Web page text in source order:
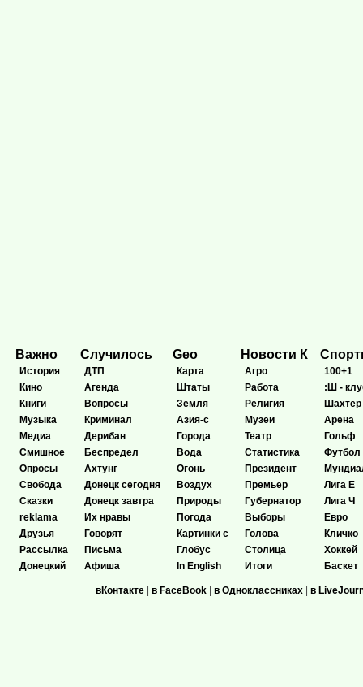
Важно
История
Кино
Книги
Музыка
Медиа
Смишное
Опросы
Свобода
Сказки
reklama
Друзья
Рассылка
Донецкий
Случилось
ДТП
Агенда
Вопросы
Криминал
Дерибан
Беспредел
Ахтунг
Донецк сегодня
Донецк завтра
Их нравы
Говорят
Письма
Афиша
Geo
Карта
Штаты
Земля
Азия-с
Города
Вода
Огонь
Воздух
Природы
Погода
Картинки с
Глобус
In English
Новости К
Агро
Работа
Религия
Музеи
Театр
Статистика
Президент
Премьер
Губернатор
Выборы
Голова
Столица
Итоги
100+1
:Ш -
Шахтёр
Арена
Гольф
Футбол
Лига Е
Лига Ч
Евро
Кличко
Хоккей
Баскет
вКонтакте | в FaceBook | в Одноклассниках | в